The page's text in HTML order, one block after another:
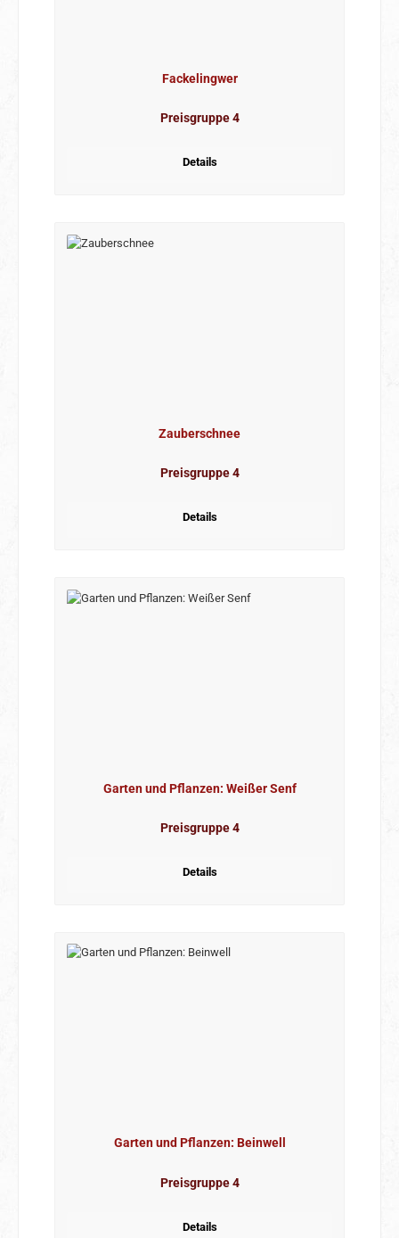
Fackelingwer
Preisgruppe 4
Details
Zauberschnee
Preisgruppe 4
Details
Garten und Pflanzen: Weißer Senf
Preisgruppe 4
Details
Garten und Pflanzen: Beinwell
Preisgruppe 4
Details